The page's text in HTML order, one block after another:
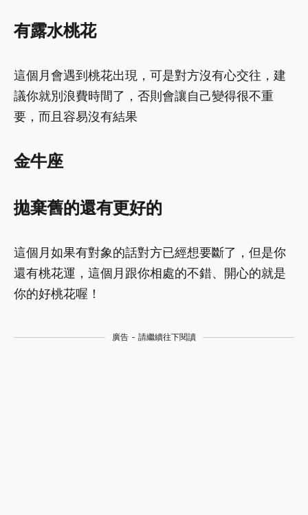
有露水桃花
這個月會遇到桃花出現，可是對方沒有心交往，建
議你就別浪費時間了，否則會讓自己變得很不重
要，而且容易沒有結果
金牛座
拋棄舊的還有更好的
這個月如果有對象的話對方已經想要斷了，但是你
還有桃花運，這個月跟你相處的不錯、開心的就是
你的好桃花喔！
廣告 - 請繼續往下閱讀